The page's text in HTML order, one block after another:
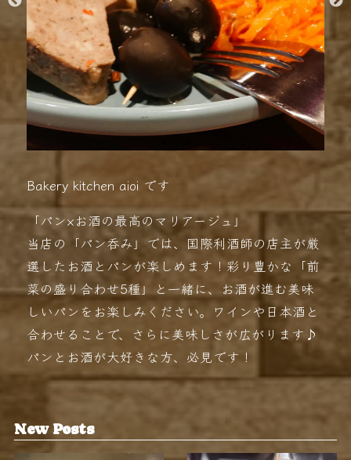
Bakery kitchen aioi です
「パン×お酒の最高のマリアージュ」
当店の「パン呑み」では、国際利酒師の店主が厳
選したお酒とパンが楽しめます！彩り豊かな「前
菜の盛り合わせ5種」と一緒に、お酒が進む美味
しいパンをお楽しみください。ワインや日本酒と
合わせることで、さらに美味しさが広がります♪
パンとお酒が大好きな方、必見です！
New Posts